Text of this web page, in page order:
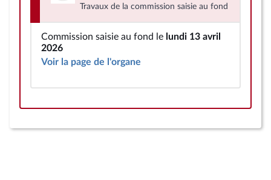
Travaux de la commission saisie au fond
Commission saisie au fond le lundi 13 avril
2026
Voir la page de l'organe